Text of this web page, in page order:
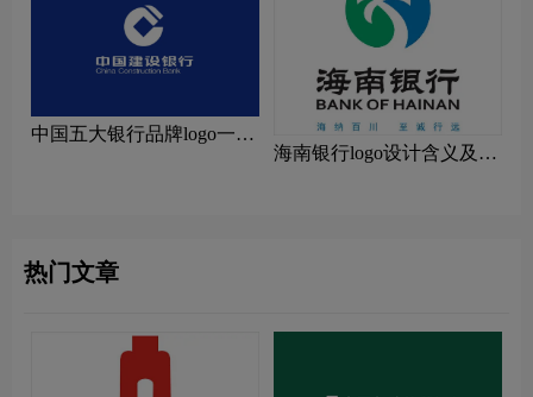
中国五大银行品牌logo一
海南银行logo设计含义及设
热门文章